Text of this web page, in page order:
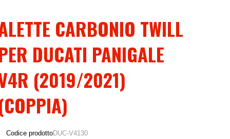
CARBONIO TWILL
DUCATI PANIGALE
(2019/2021)
Codice prodottoDUC-V4130